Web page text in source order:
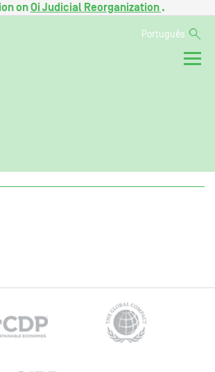
onOi Judicial Reorganization .
Português